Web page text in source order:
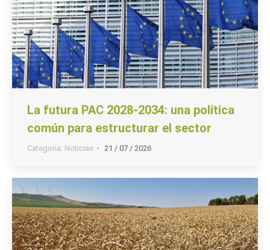
La futura PAC 2028-2034: una política
común para estructurar el sector
Categoria: Noticias 21 / 07 / 2026